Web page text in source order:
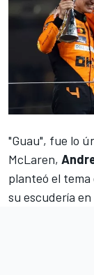
"Guau", fue lo
McLaren,
planteó el tema
su escudería